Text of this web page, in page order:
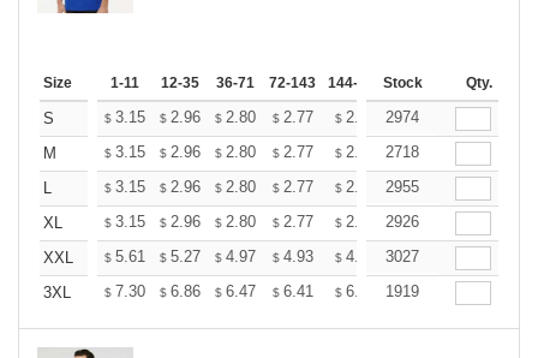
Size 1-11 12-35 36-71 72-143 144-287 288 + More
Stock Qty.
S $ 3.15 $ 2.96 $ 2.80 $ 2.77 $ 2.72 $2.70
2974
M
$ 3.15 $ 2.96 $ 2.80 $ 2.77 $ 2.72 $2.70
2718
L
$ 3.15 $ 2.96 $ 2.80 $ 2.77 $ 2.72 $2.70
2955
XL
$ 3.15 $ 2.96 $ 2.80 $ 2.77 $ 2.72 $2.70
2926
XXL
$ 5.61 $ 5.27 $ 4.97 $ 4.93 $ 4.85 $4.80
3027
3XL
$ 7.30 $ 6.86 $ 6.47 $ 6.41 $ 6.30 $6.25
1919